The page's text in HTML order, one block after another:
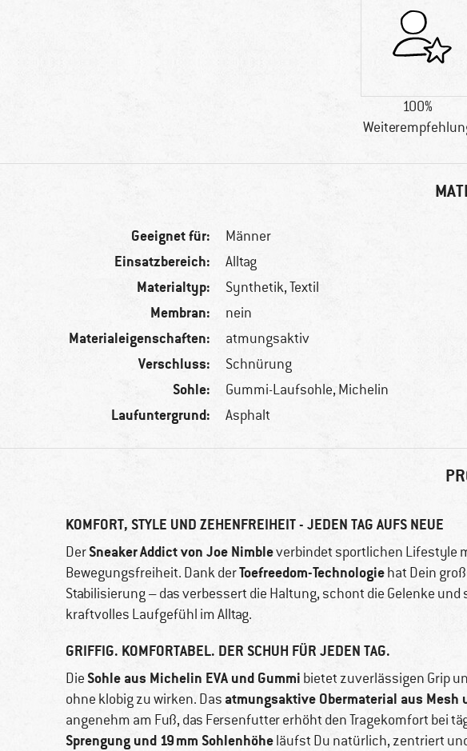
100%
Geeignet für: Männer
Einsatzbereich: Alltag
Materialtyp: Synthetik, Textil
Membran: nein
Materialeigenschaften: atmungsaktiv
Verschluss: Schnürung
Sohle: Gummi-Laufsohle, Michelin
Laufuntergrund: Asphalt
KOMFORT, STYLE UND ZEHENFREIHEIT - JEDEN TAG AUFS NEUE
DerSneakerAddict von Joe Nimbleverbindet sportlichen Lifestyle
Bewegungsfreiheit. Dank derToefreedom-Technologiehat Dein
Stabilisierung – das verbessert die Haltung, schont die Gelenke
kraftvolles Laufgefühl im Alltag.
GRIFFIG. KOMFORTABEL. DER SCHUH FÜR JEDEN TAG.
DieSohle aus Michelin EVA und Gummi bietet zuverlässigen Grip
ohne klobig zu wirken. Das atmungsaktive Obermaterial aus Mesh
angenehm am Fuß, das Fersenfutter erhöht den Tragekomfort bei
Sprengung und 19 mm Sohlenhöheläufst Du natürlich, zentriert